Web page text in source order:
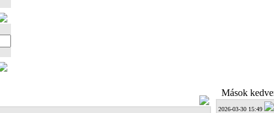
Mások
2026-03-30 15:49